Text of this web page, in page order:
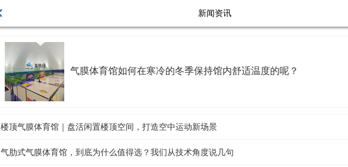
新闻资讯
气膜体育馆如何在寒冷的冬季保持馆内舒适温度的呢？
楼顶气膜体育馆｜盘活闲置楼顶空间，打造空中运动新场景
气肋式气膜体育馆，到底为什么值得选？我们从技术角度说几句